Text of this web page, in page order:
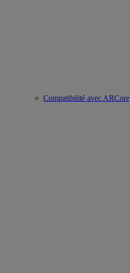
Compatibilité avec ARCore